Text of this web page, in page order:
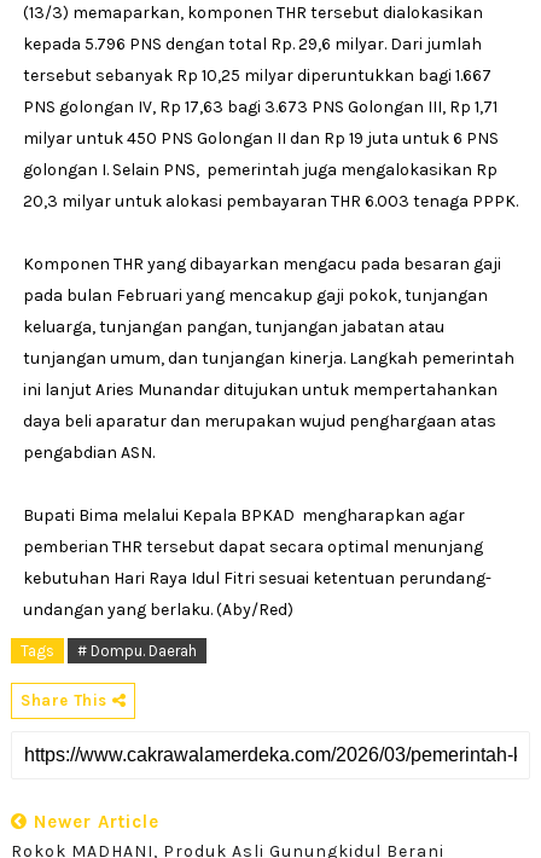
(13/3) memaparkan, komponen THR tersebut dialokasikan
kepada 5.796 PNS dengan total Rp. 29,6 milyar. Dari jumlah
tersebut sebanyak Rp 10,25 milyar diperuntukkan bagi 1.667
PNS golongan IV, Rp 17,63 bagi 3.673 PNS Golongan III, Rp 1,71
milyar untuk 450 PNS Golongan II dan Rp 19 juta untuk 6 PNS
golongan I. Selain PNS, pemerintah juga mengalokasikan Rp
20,3 milyar untuk alokasi pembayaran THR 6.003 tenaga PPPK.
Komponen THR yang dibayarkan mengacu pada besaran gaji
pada bulan Februari yang mencakup gaji pokok, tunjangan
keluarga, tunjangan pangan, tunjangan jabatan atau
tunjangan umum, dan tunjangan kinerja. Langkah pemerintah
ini lanjut Aries Munandar ditujukan untuk mempertahankan
daya beli aparatur dan merupakan wujud penghargaan atas
pengabdian ASN.
Bupati Bima melalui Kepala BPKAD mengharapkan agar
pemberian THR tersebut dapat secara optimal menunjang
kebutuhan Hari Raya Idul Fitri sesuai ketentuan perundang-
undangan yang berlaku. (Aby/Red)
Tags # Dompu. Daerah
Share This
Newer Article
Rokok MADHANI, Produk Asli Gunungkidul Berani